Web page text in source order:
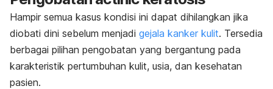
Hampir semua kasus kondisi ini dapat dihilangkan jika
diobati dini sebelum menjadi gejala kanker kulit. Tersedia
berbagai pilihan pengobatan yang bergantung pada
karakteristik pertumbuhan kulit, usia, dan kesehatan
pasien.